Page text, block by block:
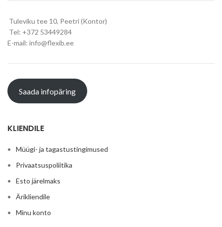
Tuleviku tee 10, Peetri (Kontor)
Tel: +372 53449284
E-mail: info@flexib.ee
Saada infopäring
KLIENDILE
Müügi- ja tagastustingimused
Privaatsuspoliitika
Esto järelmaks
Ärikliendile
Minu konto